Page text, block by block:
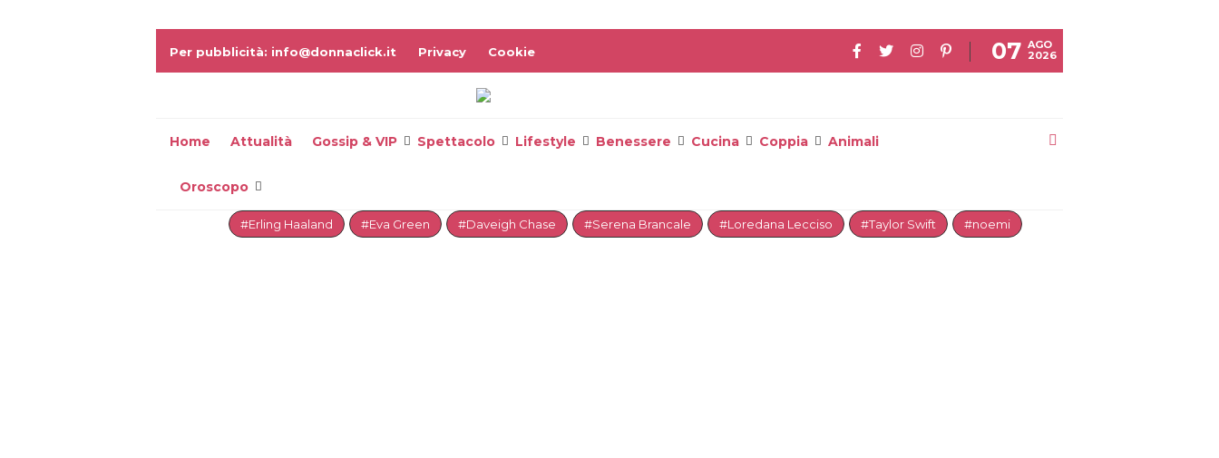
Per pubblicità: info@donnaclick.it Privacy Cookie 07 AGO
2026
Home Attualità Gossip & VIP Spettacolo Lifestyle Benessere Cucina Coppia Animali
Oroscopo
#Erling Haaland #Eva Green #Daveigh Chase #Serena Brancale #Loredana Lecciso #Taylor Swift #noemi